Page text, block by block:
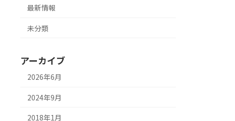
最新情報
未分類
アーカイブ
2026年6月
2024年9月
2018年1月